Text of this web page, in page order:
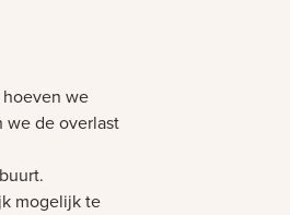
we
we de overlast
mogelijk te